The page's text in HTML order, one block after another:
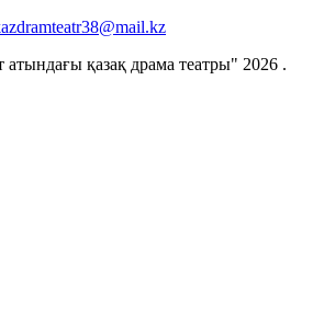
қазақ драма театры" 2026 .